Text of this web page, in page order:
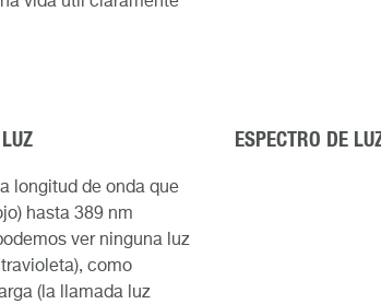
longitud de onda que
hasta 389 nm
ver ninguna luz
como
(la llamada luz
ESPECTRO DE